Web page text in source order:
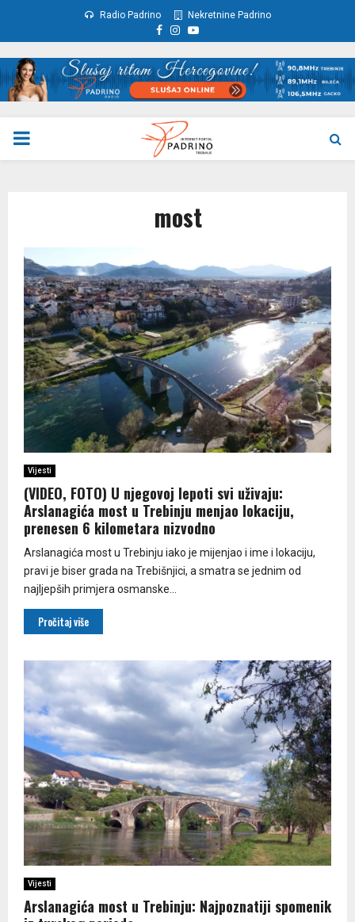
Radio Padrino Nekretnine Padrino
Facebook
Instagram
Youtube
PRIMARY
most
Vijesti
(VIDEO, FOTO) U njegovoj lepoti svi uživaju:
Arslanagića most u Trebinju menjao lokaciju,
prenesen 6 kilometara nizvodno
Arslanagića most u Trebinju iako je mijenjao i ime i lokaciju,
pravi je biser grada na Trebišnjici, a smatra se jednim od
najljepših primjera osmanske...
Pročitaj više
Vijesti
Arslanagića most u Trebinju: Najpoznatiji spomenik